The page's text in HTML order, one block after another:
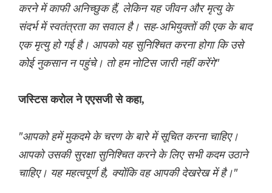
करने में काफी अनिच्छुक हैं, लेकिन यह जीवन और मृत्यु के
संदर्भ में स्वतंत्रता का सवाल है। सह-अभियुक्तों की एक के बाद
एक मृत्यु हो गई है। आपको यह सुनिश्चित करना होगा कि उसे
कोई नुकसान न पहुंचे। तो हम नोटिस जारी नहीं करेंगे"
जस्टिस करोल ने एएसजी से कहा,
"आपको हमें मुकदमे के चरण के बारे में सूचित करना चाहिए।
आपको उसकी सुरक्षा सुनिश्चित करने के लिए सभी कदम उठाने
चाहिए। यह महत्वपूर्ण है, क्योंकि वह आपकी देखरेख में है।"